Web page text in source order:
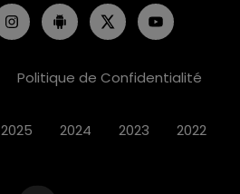
Politique de Confidentialité
2025 2024 2023 2022